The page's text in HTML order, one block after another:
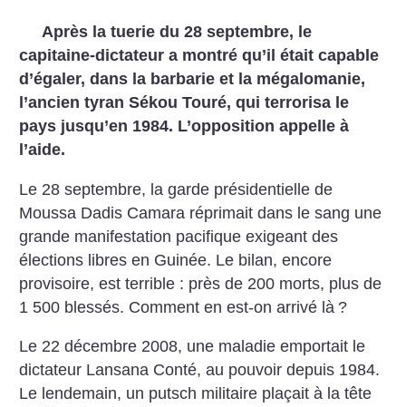
Après la tuerie du 28 septembre, le
capitaine-dictateur a montré qu’il était capable
d’égaler, dans la barbarie et la mégalomanie,
l’ancien tyran Sékou Touré, qui terrorisa le
pays jusqu’en 1984. L’opposition appelle à
l’aide.
Le 28 septembre, la garde présidentielle de
Moussa Dadis Camara réprimait dans le sang une
grande manifestation pacifique exigeant des
élections libres en Guinée. Le bilan, encore
provisoire, est terrible : près de 200 morts, plus de
1 500 blessés. Comment en est-on arrivé là ?
Le 22 décembre 2008, une maladie emportait le
dictateur Lansana Conté, au pouvoir depuis 1984.
Le lendemain, un putsch militaire plaçait à la tête